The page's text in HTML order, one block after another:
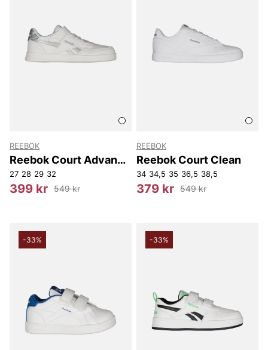
REEBOK
Reebok Court Advance
Elastic & Top Strap
27 28 29 32
399 kr 549 kr
REEBOK
Reebok Court Clean
34 34,5 35 36,5 38,5
379 kr 549 kr
-33% -33%